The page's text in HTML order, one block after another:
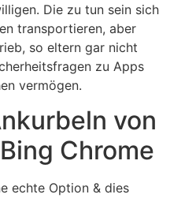
Die zu tun sein sich
transportieren, aber
so eltern gar nicht
zu Apps
vermögen.
von
Chrome
echte Option & dies